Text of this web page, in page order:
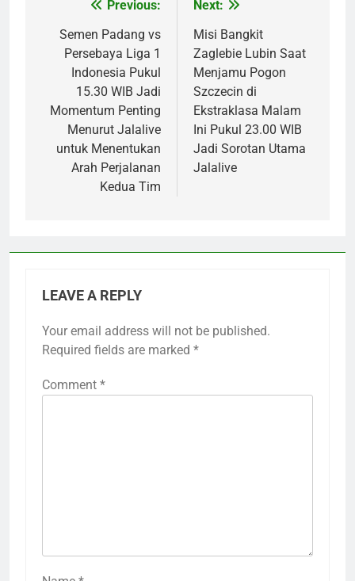
navigation
Previous:
Semen Padang vs
Persebaya Liga 1
Indonesia Pukul
15.30 WIB Jadi
Momentum Penting
Menurut Jalalive
untuk Menentukan
Arah Perjalanan
Kedua Tim
Next:
Misi Bangkit
Zaglebie Lubin Saat
Menjamu Pogon
Szczecin di
Ekstraklasa Malam
Ini Pukul 23.00 WIB
Jadi Sorotan Utama
Jalalive
LEAVE A REPLY
Your email address will not be published.
Required fields are marked *
Comment *